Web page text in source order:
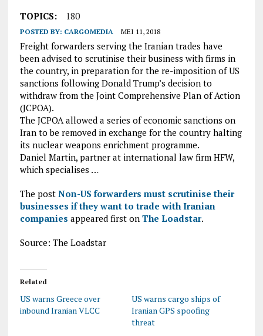
TOPICS: 180
POSTED BY: CARGOMEDIA MEI 11, 2018
Freight forwarders serving the Iranian trades have
been advised to scrutinise their business with firms in
the country, in preparation for the re-imposition of US
sanctions following Donald Trump’s decision to
withdraw from the Joint Comprehensive Plan of Action
(JCPOA).
The JCPOA allowed a series of economic sanctions on
Iran to be removed in exchange for the country halting
its nuclear weapons enrichment programme.
Daniel Martin, partner at international law firm HFW,
which specialises …
The post Non-US forwarders must scrutinise their
businesses if they want to trade with Iranian
companies appeared first on The Loadstar.
Source: The Loadstar
Related
US warns Greece over
inbound Iranian VLCC
US warns cargo ships of
Iranian GPS spoofing
threat